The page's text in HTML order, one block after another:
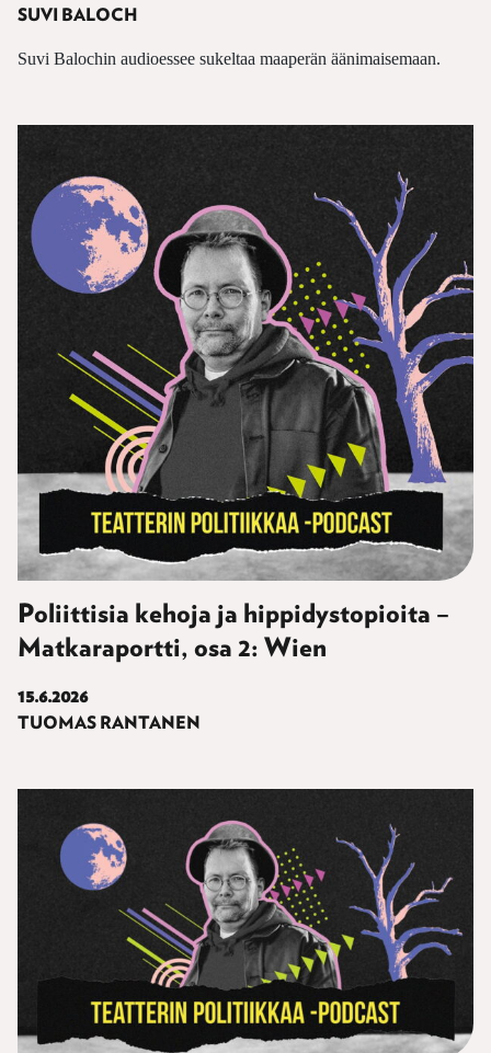
SUVI BALOCH
Suvi Balochin audioessee sukeltaa maaperän äänimaisemaan.
Poliittisia kehoja ja hippidystopioita –
Matkaraportti, osa 2: Wien
15.6.2026
TUOMAS RANTANEN